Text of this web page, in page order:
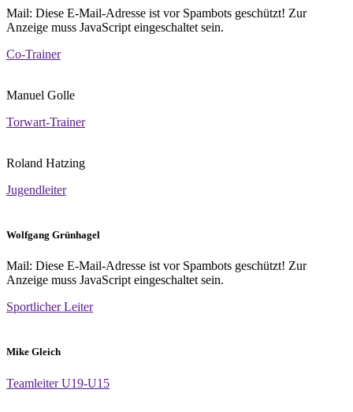
Mail: Diese E-Mail-Adresse ist vor Spambots geschützt! Zur
Anzeige muss JavaScript eingeschaltet sein.
Co-Trainer
Manuel Golle
Torwart-Trainer
Roland Hatzing
Jugendleiter
Wolfgang Grünhagel
Mail: Diese E-Mail-Adresse ist vor Spambots geschützt! Zur
Anzeige muss JavaScript eingeschaltet sein.
Sportlicher Leiter
Mike Gleich
Teamleiter U19-U15